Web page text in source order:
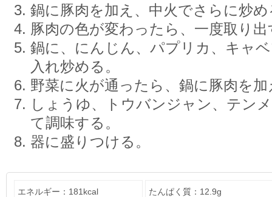
鍋に豚肉を加え、中火でさらに炒め
豚肉の色が変わったら、一度取り出
鍋に、にんじん、パプリカ、キャ
入れ炒める。
野菜に火が通ったら、鍋に豚肉を加
しょうゆ、トウバンジャン、テン
て調味する。
器に盛りつける。
エネルギー：181kcal たんぱく質：12.9g